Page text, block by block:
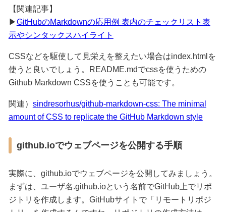
【関連記事】
▶GitHubのMarkdownの応用例 表内のチェックリスト表
示やシンタックスハイライト
CSSなどを駆使して見栄えを整えたい場合はindex.htmlを
使うと良いでしょう。README.mdでcssを使うための
Github Markdown CSSを使うことも可能です。
関連） sindresorhus/github-markdown-css: The minimal
amount of CSS to replicate the GitHub Markdown style
github.ioでウェブページを公開する手順
実際に、github.ioでウェブページを公開してみましょう。
まずは、ユーザ名.github.ioという名前でGitHub上でリポ
ジトリを作成します。GitHubサイトで「リモートリポジ